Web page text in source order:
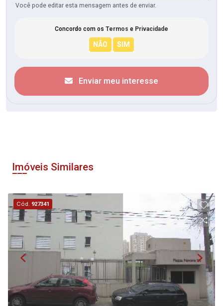
Você pode editar esta mensagem antes de enviar.
Concordo com os Termos e Privacidade
Enviar meu interesse
Imóveis Similares
Cód. 927341